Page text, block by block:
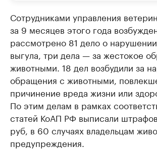
Сотрудниками управления
за 9 месяцев этого года
рассмотрено 81 дело о
выгула, три дела — за жестокое
животными. 18 дел возбудили за
обращения с животными,
причинение вреда жизни или
По этим делам в рамках
статей КоАП РФ выписали
руб, в 60 случаях владельцам
предупреждения.